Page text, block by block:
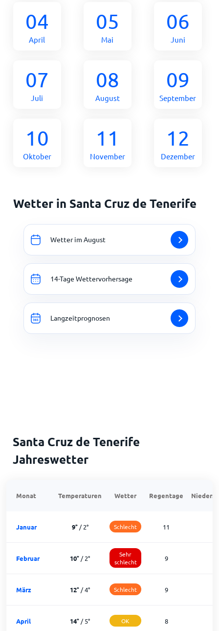
04
April
05
Mai
06
Juni
07
Juli
08
August
09
September
10
Oktober
11
November
12
Dezember
Wetter in Santa Cruz de Tenerife
Wetter im August
14-Tage Wettervorhersage
Langzeitprognosen
Santa Cruz de Tenerife
Jahreswetter
Monat Temperaturen Wetter Regentage
Januar 9°/2° Schlecht 11
Februar 10° /2°
Sehr
schlecht
9
März 12° /4° Schlecht 9
April 14° /5° OK 8